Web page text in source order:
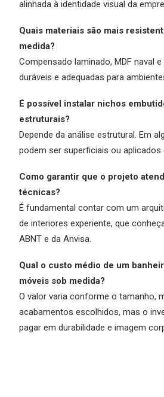
alinhada à identidade visual da
Quais materiais são mais
medida?
Compensado laminado, MDF naval
duráveis e adequadas para
É possível instalar nichos
estruturais?
Depende da análise estrutural. Em
podem ser superficiais ou
Como garantir que o projeto
técnicas?
É fundamental contar com um
de interiores experiente, que
ABNT e da Anvisa.
Qual o custo médio de um
móveis sob medida?
O valor varia conforme o tamanho,
acabamentos escolhidos, mas o
pagar em durabilidade e imagem